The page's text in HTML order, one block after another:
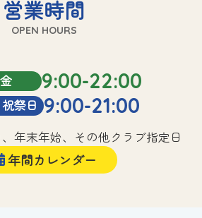
営業時間
OPEN HOURS
9:00-22:00
祭日 9:00-21:00
年末年始、その他クラブ指定日
年間カレンダー